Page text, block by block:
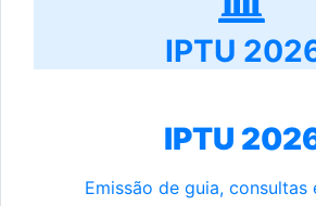
IPTU
IPTU
Emissão de guia, consultas